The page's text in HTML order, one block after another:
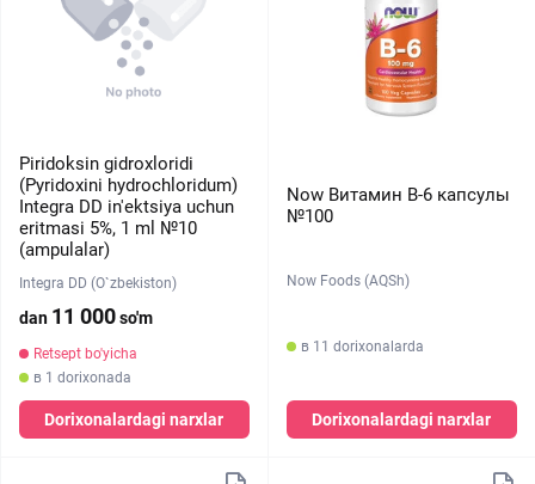
Piridoksin gidroxloridi
(Pyridoxini hydrochloridum)
Integra DD in'ektsiya uchun
eritmasi 5%, 1 ml №10
(ampulalar)
Integra DD (O`zbekiston)
dan 11 000so'm
Retsept bo'yicha
в 1 dorixonada
Dorixonalardagi narxlar
Now Витамин В-6 капсулы
№100
Now Foods (AQSh)
в 11 dorixonalarda
Dorixonalardagi narxlar